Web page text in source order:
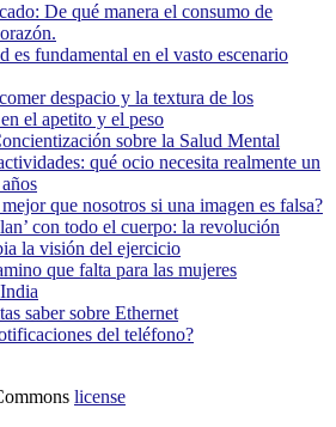
De qué manera el consumo de
es fundamental en el vasto escenario
despacio y la textura de los
el apetito y el peso
sobre la Salud Mental
qué ocio necesita realmente un
que nosotros si una imagen es falsa?
con todo el cuerpo: la revolución
la visión del ejercicio
que falta para las mujeres
saber sobre Ethernet
del teléfono?
license